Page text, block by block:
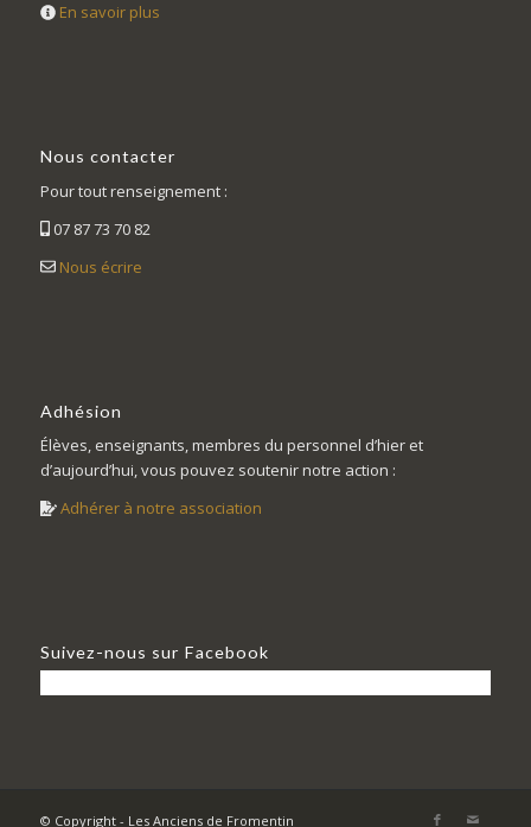
En savoir plus
Nous contacter
Pour tout renseignement :
07 87 73 70 82
Nous écrire
Adhésion
Élèves, enseignants, membres du personnel d’hier et
d’aujourd’hui, vous pouvez soutenir notre action :
Adhérer à notre association
Suivez-nous sur Facebook
© Copyright - Les Anciens de Fromentin